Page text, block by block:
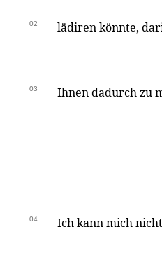
02 lädiren könnte,
03 Ihnen dadurch zu
04 Ich kann mich